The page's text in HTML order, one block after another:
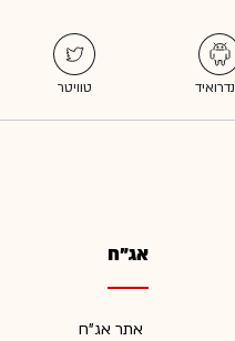
אג"ח
אתר אג"ח